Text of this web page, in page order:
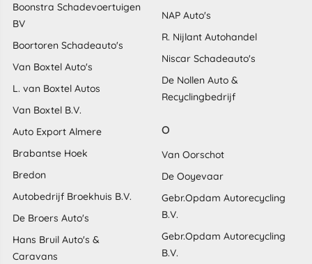
Boonstra Schadevoertuigen
BV
Boortoren Schadeauto's
Van Boxtel Auto's
L. van Boxtel Autos
Van Boxtel B.V.
Auto Export Almere
Brabantse Hoek
Bredon
Autobedrijf Broekhuis B.V.
De Broers Auto's
Hans Bruil Auto's &
Caravans
NAP Auto's
R. Nijlant Autohandel
Niscar Schadeauto's
De Nollen Auto &
Recyclingbedrijf
O
Van Oorschot
De Ooyevaar
Gebr.Opdam Autorecycling
B.V.
Gebr.Opdam Autorecycling
B.V.